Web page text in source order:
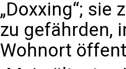
„Doxxing“; sie
zu gefährden,
Wohnort